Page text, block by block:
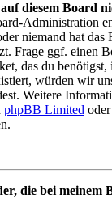
diesem Board
Administration
niemand hat das
Frage ggf. einen
das du
würden wir
Weitere
phpBB Limited
die bei meinem